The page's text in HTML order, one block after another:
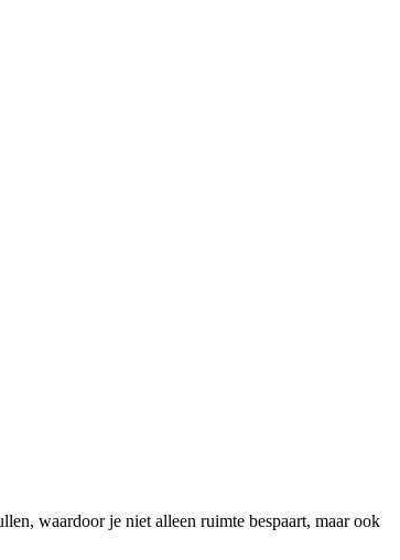
waardoor je niet alleen ruimte bespaart, maar ook